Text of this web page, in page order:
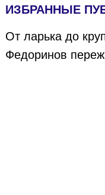
ИЗБРАННЫЕ
От ларька до
Федоринов